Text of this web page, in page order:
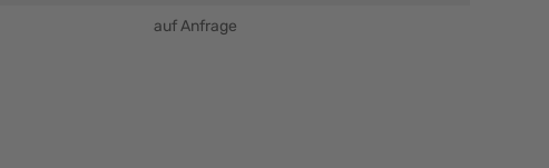
auf Anfrage